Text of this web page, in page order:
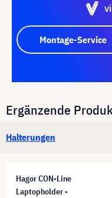
Montage-Service
Ergänzende
Halterungen
Hagor CON-Line
Laptopholder -